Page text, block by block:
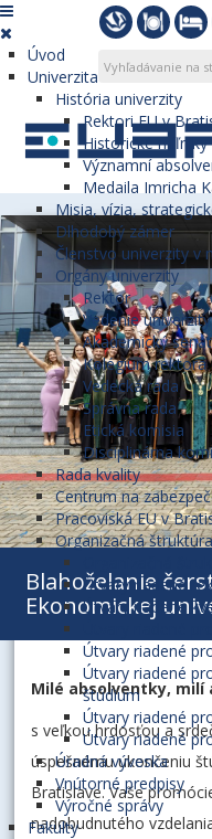
Úvod
Univerzita
História univerzity
Rektori EU v
Historické míľniky
Významní
Medaila Imricha
Misia, vízia,
Dlhodobý zámer
Členstvo univerzity v
Orgány univerzity
Rektor
Vedenie univerzity
Akademický senát
Kolégium rektora
Vedecká rada
Správna rada
Etická komisia
Disciplinárna
Rada kvality
Centrum na
Pracoviská EU v
Organizačná
Útvary riadené
Útvary riadené
Útvary riadené
Útvary riadené
štúdium
Útvary riadené
Útvary riadené
Úradná výveska
Vnútorné predpisy
Výročné správy
Fakulty
Blahoželanie
Ekonomickej
Milé absolventky, milí
s veľkou hrdosťou a
úspešnému ukončeniu
Bratislave. Vaše
nadobudnutého